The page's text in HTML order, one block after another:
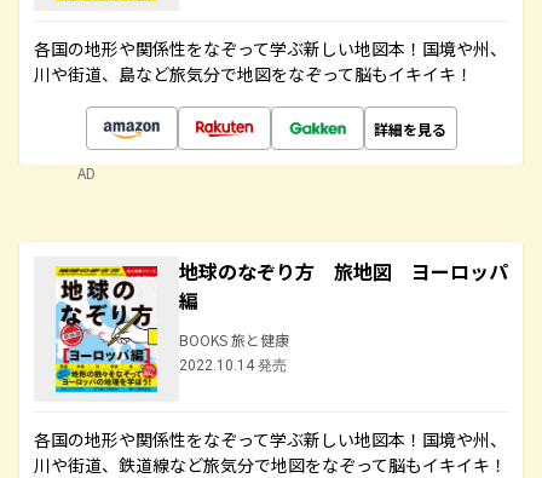
各国の地形や関係性をなぞって学ぶ新しい地図本！国境や州、
川や街道、島など旅気分で地図をなぞって脳もイキイキ！
詳細を見る
AD
地球のなぞり方 旅地図 ヨーロッパ
編
BOOKS 旅と健康
2022.10.14 発売
各国の地形や関係性をなぞって学ぶ新しい地図本！国境や州、
川や街道、鉄道線など旅気分で地図をなぞって脳もイキイキ！